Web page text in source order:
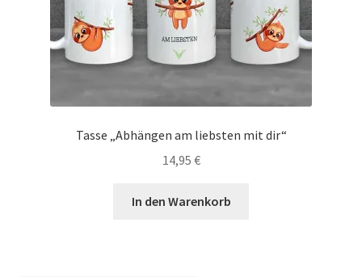
Tasse „Abhängen am liebsten mit dir“
14,95 €
In den Warenkorb